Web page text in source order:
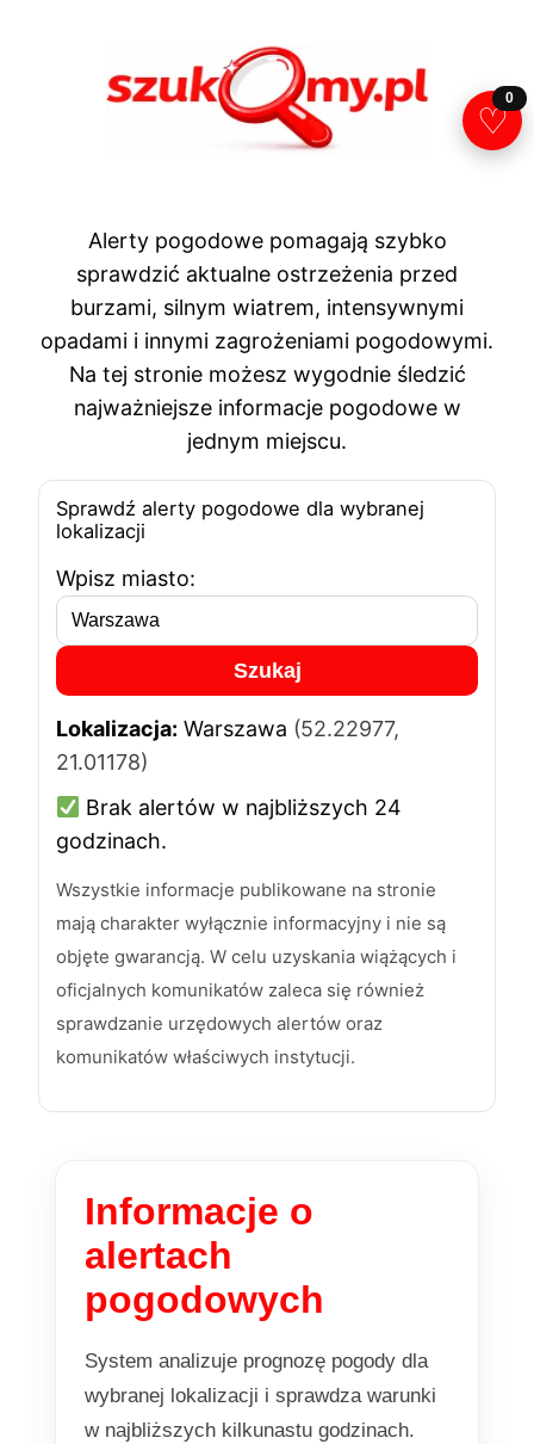
Alerty pogodowe pomagają szybko
sprawdzić aktualne ostrzeżenia przed
burzami, silnym wiatrem, intensywnymi
opadami i innymi zagrożeniami pogodowymi.
Na tej stronie możesz wygodnie śledzić
najważniejsze informacje pogodowe w
jednym miejscu.
Sprawdź alerty pogodowe dla wybranej
lokalizacji
Wpisz miasto:
Szukaj
Lokalizacja: Warszawa (52.22977,
21.01178)
Brak alertów w najbliższych 24
godzinach.
Wszystkie informacje publikowane na stronie
mają charakter wyłącznie informacyjny i nie są
objęte gwarancją. W celu uzyskania wiążących i
oficjalnych komunikatów zaleca się również
sprawdzanie urzędowych alertów oraz
komunikatów właściwych instytucji.
Informacje o
alertach
pogodowych
System analizuje prognozę pogody dla
wybranej lokalizacji i sprawdza warunki
w najbliższych kilkunastu godzinach.
♡
0